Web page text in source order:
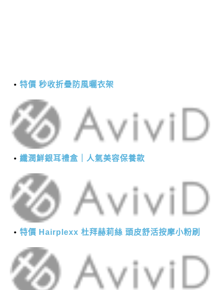
特價 秒收折疊防風曬衣架
纖潤鮮銀耳禮盒｜人氣美容保養款
特價 Hairplexx 杜拜赫莉絲 頭皮舒活按摩小粉刷